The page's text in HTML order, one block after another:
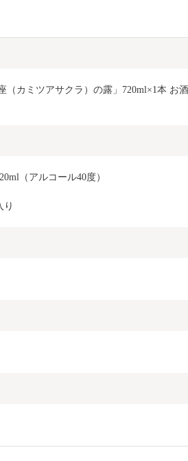
（カミツアサクラ）の露」720ml×1本 お
（アルコール40度）
り